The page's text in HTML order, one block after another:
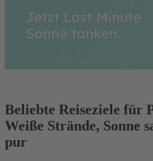
Beliebte Reiseziele für
Weiße Strände, Sonne
pur